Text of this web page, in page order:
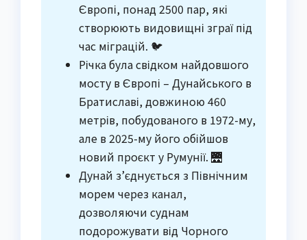
Європі, понад 2500 пар, які
створюють видовищні зграї під
час міграцій. 🐦
Річка була свідком найдовшого
мосту в Європі – Дунайського в
Братиславі, довжиною 460
метрів, побудованого в 1972-му,
але в 2025-му його обійшов
новий проєкт у Румунії. 🌉
Дунай з’єднується з Північним
морем через канал,
дозволяючи суднам
подорожувати від Чорного